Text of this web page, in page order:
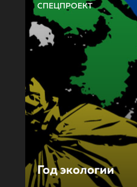
СПЕЦПРОЕКТ
Год экологии